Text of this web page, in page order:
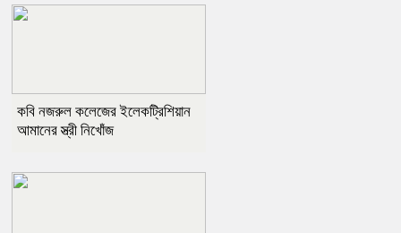
কবি নজরুল কলেজের ইলেকট্রিশিয়ান
আমানের স্ত্রী নিখোঁজ